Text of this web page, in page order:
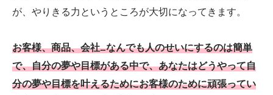
が、やりきる力というところが大切になってきます。
お客様、商品、会社…なんでも人のせいにするのは簡単
で、自分の夢や目標がある中で、あなたはどうやって自
分の夢や目標を叶えるためにお客様のために頑張ってい